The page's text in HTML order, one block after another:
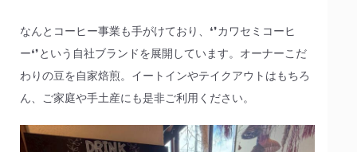
なんとコーヒー事業も手がけており、❛❜カワセミコーヒ
ー❛❜という自社ブランドを展開しています。オーナーこだ
わりの豆を自家焙煎。イートインやテイクアウトはもちろ
ん、ご家庭や手土産にも是非ご利用ください。